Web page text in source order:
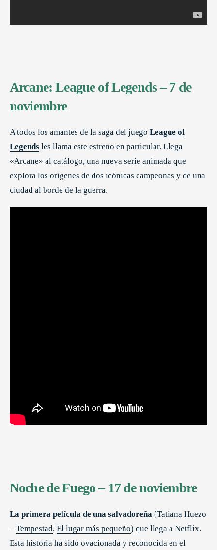
Arcane: League of Legends – 7 de
noviembre
A todos los amantes de la saga del juego League of
Legends les llama este estreno en particular. Llega
«Arcane» al catálogo, una nueva serie animada que
explora los orígenes de dos icónicas campeonas y de una
ciudad al borde de la guerra.
Noche de Fuego – 17 de noviembre
La primera película de una salvadoreña (Tatiana Huezo
– Tempestad, El lugar más pequeño) que llega a Netflix.
Esta historia ha sido ovacionada y reconocida en el